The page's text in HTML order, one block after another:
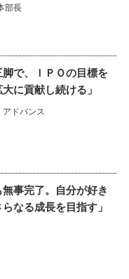
部長
脚で、ＩＰＯの目標を
に貢献し続ける」
アドバンス
無事完了。自分が好き
なる成長を目指す」